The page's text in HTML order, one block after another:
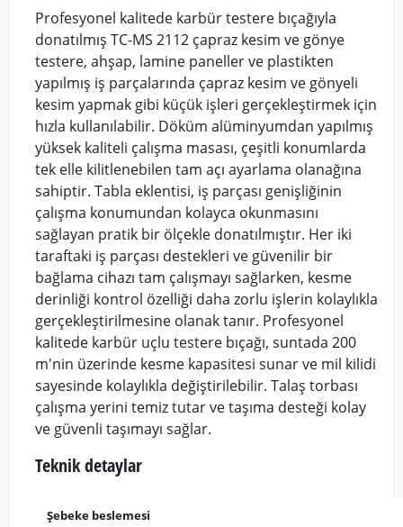
Profesyonel kalitede karbür testere bıçağıyla
donatılmış TC-MS 2112 çapraz kesim ve gönye
testere, ahşap, lamine paneller ve plastikten
yapılmış iş parçalarında çapraz kesim ve gönyeli
kesim yapmak gibi küçük işleri gerçekleştirmek için
hızla kullanılabilir. Döküm alüminyumdan yapılmış
yüksek kaliteli çalışma masası, çeşitli konumlarda
tek elle kilitlenebilen tam açı ayarlama olanağına
sahiptir.Tabla eklentisi, iş parçası genişliğinin
çalışma konumundan kolayca okunmasını
sağlayan pratik bir ölçekle donatılmıştır. Her iki
taraftaki iş parçası destekleri ve güvenilir bir
bağlama cihazı tam çalışmayı sağlarken, kesme
derinliği kontrol özelliği daha zorlu işlerin kolaylıkla
gerçekleştirilmesine olanak tanır. Profesyonel
kalitede karbür uçlu testere bıçağı, suntada 200
m'nin üzerinde kesme kapasitesi sunar ve mil kilidi
sayesinde kolaylıkla değiştirilebilir. Talaş torbası
çalışma yerini temiz tutar ve taşıma desteği kolay
ve güvenli taşımayı sağlar.
Teknik detaylar
Şebeke beslemesi